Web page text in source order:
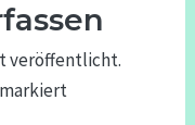
veröffentlicht.
markiert